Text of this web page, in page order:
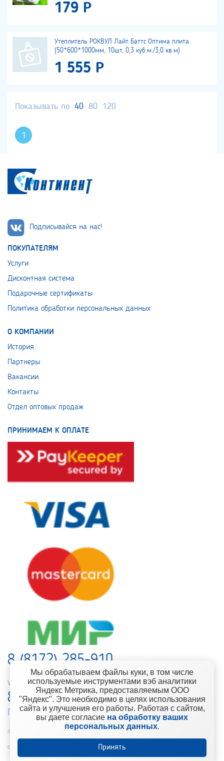
179 Р
Утеплитель РОКВУЛ Лайт Баттс Оптима плита
(50*600*1000мм, 10шт, 0,3 куб.м./3,0 кв.м)
1 555 Р
Показывать по 40 80 120
1
Подписывайся на нас!
ПОКУПАТЕЛЯМ
Услуги
Дисконтная система
Подарочные сертификаты
Политика обработки персональных данных
О КОМПАНИИ
История
Партнеры
Вакансии
Контакты
Отдел оптовых продаж
ПРИНИМАЕМ К ОПЛАТЕ
8 (8172) 285-910
web-support@kontinent.ru
8 900 501-25-53
Горячая линия интернет-магазина
© 2010-2021 Компания «Континент» Сеть магазинов строительно-
отделочных материалов
Мы обрабатываем файлы куки, в том числе
используемые инструментами вэб аналитики
Яндекс Метрика, предоставляемым ООО
"Яндекс". Это необходимо в целях использования
сайта и улучшения его работы. Работая с сайтом,
вы даете согласие на обработку ваших
персональных данных.
Принять